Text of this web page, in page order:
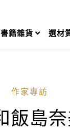
書籍雜貨 選材
作家專訪
飯島